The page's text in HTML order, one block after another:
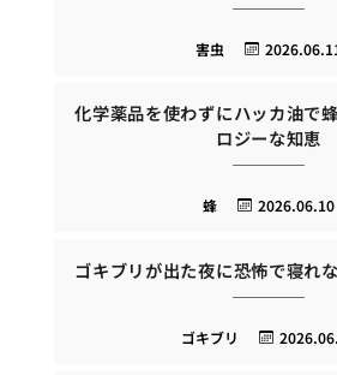
害虫
化学薬品を使わずにハッカ油で
ロジーな知恵
2026.06.10
蜂
ゴキブリが出た夜に恐怖で寝れ
ゴキブリ